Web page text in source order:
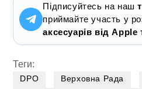
Підписуйтесь на наш
приймайте участь у
аксесуарів від
Теги:
DPO Верховна Рада